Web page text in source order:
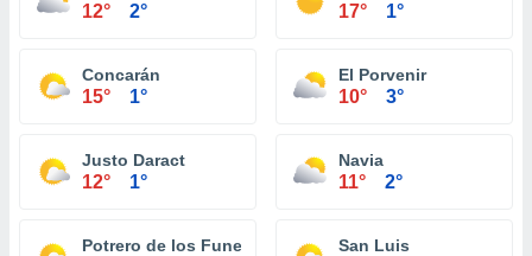
12° 2° 17° 1°
Concarán
15° 1°
El Porvenir
10° 3°
Justo Daract
12° 1°
Navia
11° 2°
Potrero de los Funes San Luis